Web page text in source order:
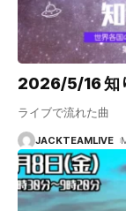
2026/5/16 知
ライブで流れた曲
JACKTEAMLIVE